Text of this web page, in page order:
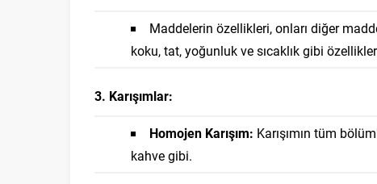
Maddelerin özellikleri, onları diğer
koku, tat, yoğunluk ve sıcaklık gibi
3. Karışımlar:
Homojen Karışım: Karışımın tüm
kahve gibi.